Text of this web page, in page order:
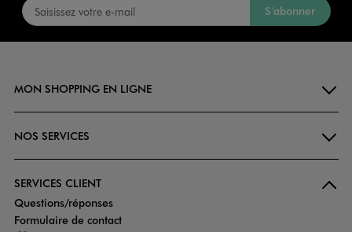
S’abonner
MON SHOPPING EN LIGNE
NOS SERVICES
SERVICES CLIENT
Questions/réponses
Formulaire de contact